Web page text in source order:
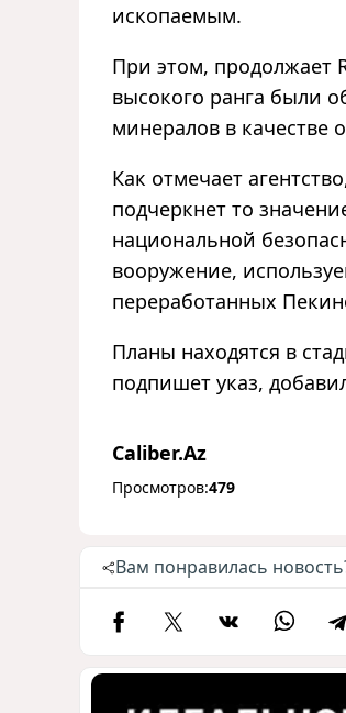
ископаемым.
При этом, продолжает
высокого ранга были
минералов в
Как отмечает
подчеркнет то
национальной
вооружение,
переработанных
Планы находятся в
подпишет указ,
Caliber.Az
Просмотров:479
Вам понравилась